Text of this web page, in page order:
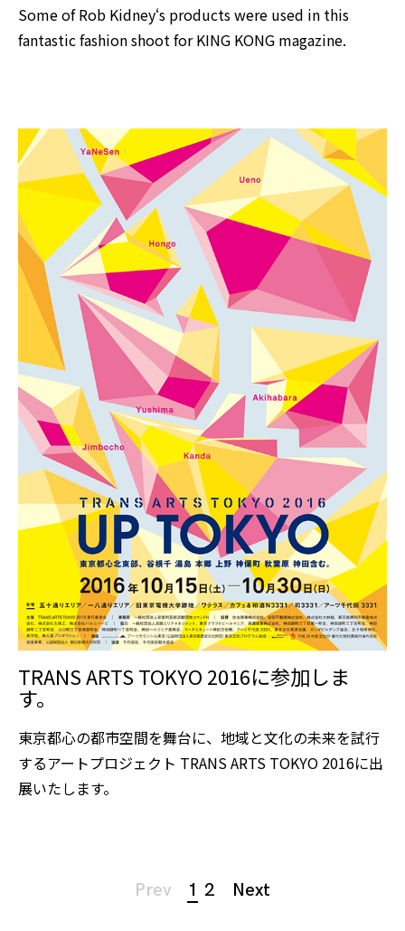
Some of Rob Kidney‘s products were used in this
fantastic fashion shoot for KING KONG magazine.
TRANS ARTS TOKYO 2016に参加しま
す。
東京都心の都市空間を舞台に、地域と文化の未来を試行
するアートプロジェクト TRANS ARTS TOKYO 2016に出
展いたします。
Prev 1 2 Next